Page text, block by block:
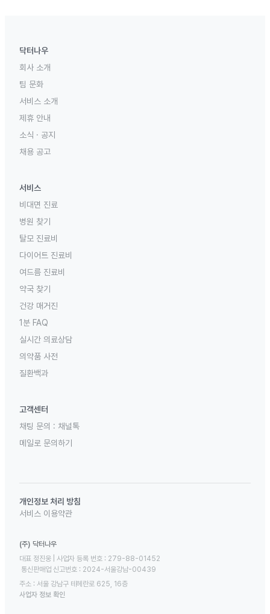
닥터나우
회사 소개
팀 문화
서비스 소개
제휴 안내
소식 · 공지
채용 공고
서비스
비대면 진료
병원 찾기
탈모 진료비
다이어트 진료비
여드름 진료비
약국 찾기
건강 매거진
1분 FAQ
실시간 의료상담
의약품 사전
질환백과
고객센터
채팅 문의 : 채널톡
메일로 문의하기
개인정보 처리 방침
서비스 이용약관
(주) 닥터나우
대표 정진웅 | 사업자 등록 번호 : 279-88-01452
통신판매업 신고번호 : 2024-서울강남-00439
주소 : 서울 강남구 테헤란로 625, 16층
사업자 정보 확인